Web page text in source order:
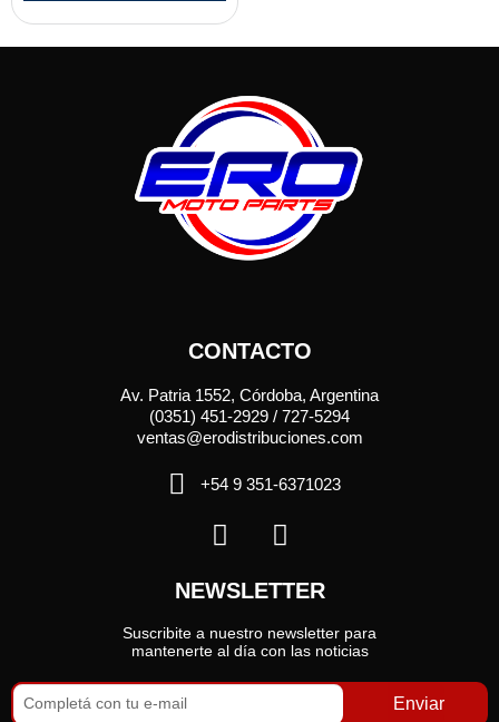
CONTACTO
Av. Patria 1552, Córdoba, Argentina
(0351) 451-2929 / 727-5294
ventas@erodistribuciones.com
+54 9 351-6371023
NEWSLETTER
Suscribite a nuestro newsletter para
mantenerte al día con las noticias
Enviar